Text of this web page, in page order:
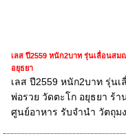
เลส ปี2559 หนัก2บาท รุ่นเลื่อนสม
อยุธยา
เลส ปี2559 หนัก2บาท รุ่น
พ่อรวย วัดตะโก อยุธยา ร้
ศูนย์อาหาร รับจำนำ วัตถุม